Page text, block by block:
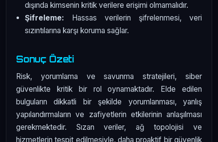
dışında kimsenin kritik verilere erişimi olmamalıdır.
Şifreleme: Hassas verilerin şifrelenmesi, veri
sızıntılarına karşı koruma sağlar.
Sonuç Özeti
Risk, yorumlama ve savunma stratejileri, siber
güvenlikte kritik bir rol oynamaktadır. Elde edilen
bulguların dikkatli bir şekilde yorumlanması, yanlış
yapılandırmaların ve zafiyetlerin etkilerinin anlaşılması
gerekmektedir. Sızan veriler, ağ topolojisi ve
hizmetlerin tespit edilmesiyle, daha proaktif bir güvenlik